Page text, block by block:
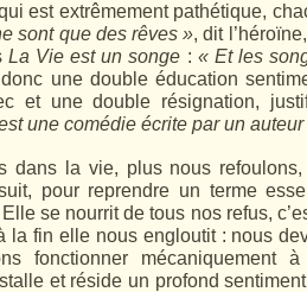
est extrêmement pathétique,
sont que des rêves », dit
La Vie est un songe : « Et les
une double éducation
et une double résignation,
une comédie écrite par un
dans la vie, plus nous
pour reprendre un terme
se nourrit de tous nos refus,
la fin elle nous engloutit : nous
fonctionner mécaniquement à
et réside un profond